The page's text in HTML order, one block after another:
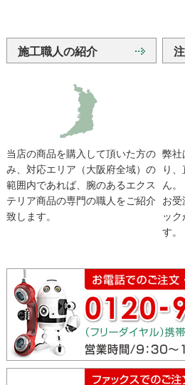
施工職人の紹介
当店の商品を購入して頂いた方の
み、対応エリア（大阪府全域）の
範囲内であれば、腕のあるエクス
テリア商品の専門の職人をご紹介
致します。
弊社
り
ん。
お
ッ
す。